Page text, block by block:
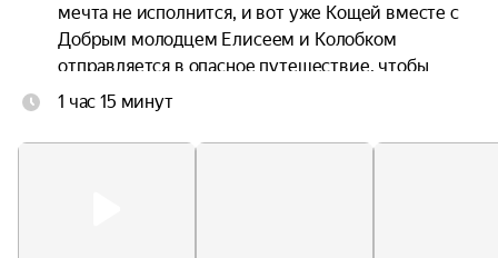
мечта не исполнится, и вот уже Кощей вместе с
Добрым молодцем Елисеем и Колобком
отправляется в опасное путешествие, чтобы
спасти любимую.
1 час 15 минут